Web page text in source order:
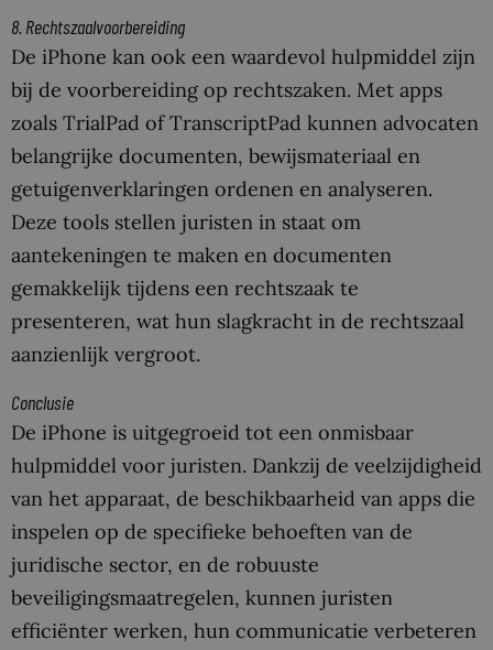
8. Rechtszaalvoorbereiding
De iPhone kan ook een waardevol hulpmiddel zijn
bij de voorbereiding op rechtszaken. Met apps
zoals TrialPad of TranscriptPad kunnen advocaten
belangrijke documenten, bewijsmateriaal en
getuigenverklaringen ordenen en analyseren.
Deze tools stellen juristen in staat om
aantekeningen te maken en documenten
gemakkelijk tijdens een rechtszaak te
presenteren, wat hun slagkracht in de rechtszaal
aanzienlijk vergroot.
Conclusie
De iPhone is uitgegroeid tot een onmisbaar
hulpmiddel voor juristen. Dankzij de veelzijdigheid
van het apparaat, de beschikbaarheid van apps die
inspelen op de specifieke behoeften van de
juridische sector, en de robuuste
beveiligingsmaatregelen, kunnen juristen
efficiënter werken, hun communicatie verbeteren